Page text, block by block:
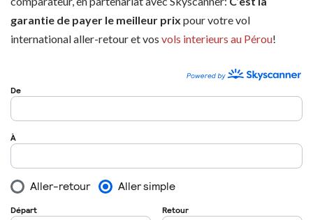
garantie de payer le meilleur prix pour votre vol
international aller-retour et vos vols interieurs au Pérou!